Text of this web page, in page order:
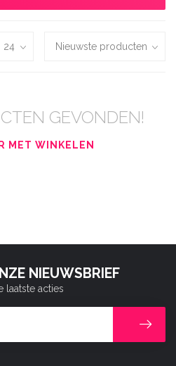
GEVONDEN!
MET WINKELEN
NIEUWSBRIEF
laatste acties